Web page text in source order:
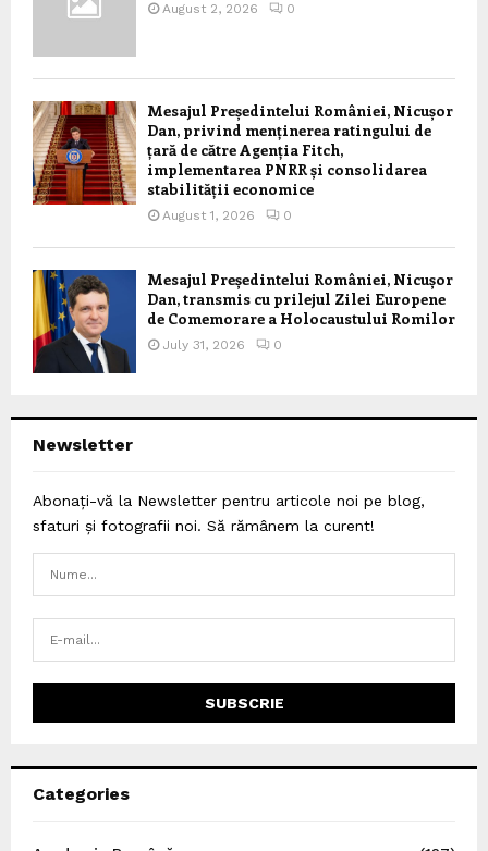
August 2, 2026 0
Mesajul Președintelui României, Nicușor
Dan, privind menținerea ratingului de
țară de către Agenția Fitch,
implementarea PNRR și consolidarea
stabilității economice
August 1, 2026 0
Mesajul Președintelui României, Nicușor
Dan, transmis cu prilejul Zilei Europene
de Comemorare a Holocaustului Romilor
July 31, 2026 0
Newsletter
Abonați-vă la Newsletter pentru articole noi pe blog,
sfaturi și fotografii noi. Să rămânem la curent!
Categories